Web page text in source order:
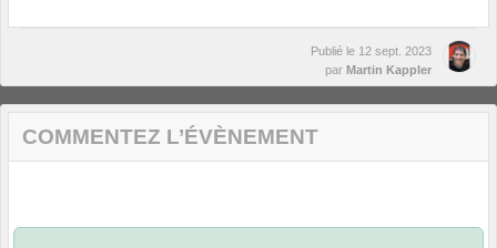
Publié le 12 sept. 2023
par Martin Kappler
COMMENTEZ L’ÉVÈNEMENT